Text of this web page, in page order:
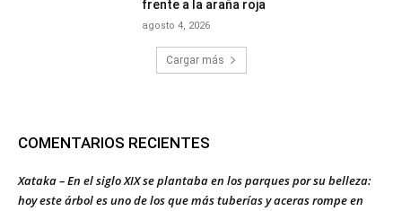
frente a la araña roja
agosto 4, 2026
Cargar más
COMENTARIOS RECIENTES
Xataka – En el siglo XIX se plantaba en los parques por su belleza:
hoy este árbol es uno de los que más tuberías y aceras rompe en